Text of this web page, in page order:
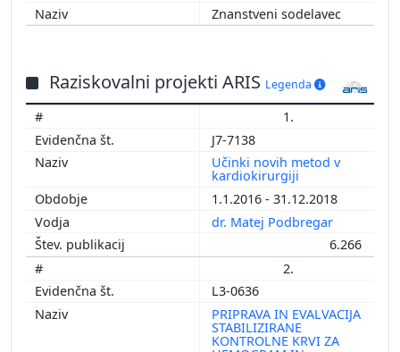
Znanstveni sodelavec
Raziskovalni projekti ARIS Legenda
1.
J7-7138
Učinki novih metod v
kardiokirurgiji
1.1.2016 - 31.12.2018
dr. Matej Podbregar
6.266
2.
L3-0636
PRIPRAVA IN EVALVACIJA
STABILIZIRANE
KONTROLNE KRVI ZA